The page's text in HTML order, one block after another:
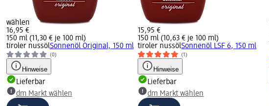
wählen
16,95 €
150 ml (11,30 € je 100 ml)
tiroler nussölSonnenöl Original, 150 ml
(0)
Hinweise
Lieferbar
dm Markt wählen
15,95 €
150 ml (10,63 € je 100 ml)
tiroler nussölSonnenöl LSF 6, 150 ml
(1)
Hinweise
Lieferbar
dm Markt wählen